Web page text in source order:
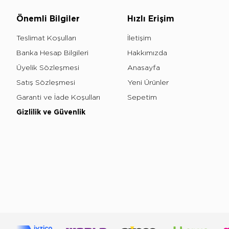
Önemli Bilgiler
Teslimat Koşulları
Banka Hesap Bilgileri
Üyelik Sözleşmesi
Satış Sözleşmesi
Garanti ve İade Koşulları
Gizlilik ve Güvenlik
Hızlı Erişim
İletişim
Hakkımızda
Anasayfa
Yeni Ürünler
Sepetim